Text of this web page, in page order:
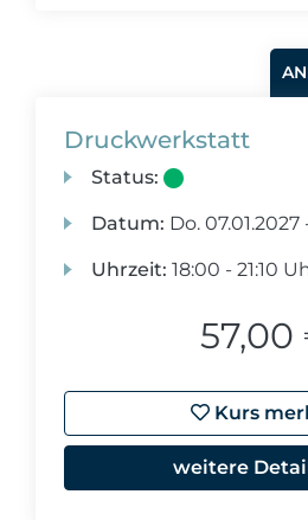
Druckwerkstatt
Status:
Datum: Do. 07.01.2027
Uhrzeit: 18:00 - 21:10
57,00
Kurs
weitere